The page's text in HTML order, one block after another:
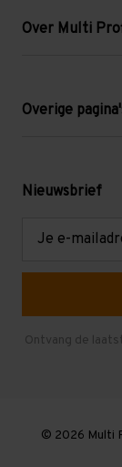
Over Multi
Blog
Levering en
Overige
Mezzanine
Gebruikte
Nieuwsbrief
Ontvang de
© 2026 Multi